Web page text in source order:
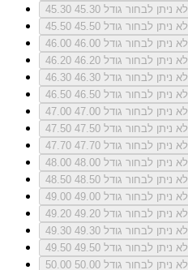
45.30
לא ניתן לבחור גודל 45.30
45.50
לא ניתן לבחור גודל 45.50
46.00
לא ניתן לבחור גודל 46.00
46.20
לא ניתן לבחור גודל 46.20
46.30
לא ניתן לבחור גודל 46.30
46.50
לא ניתן לבחור גודל 46.50
47.00
לא ניתן לבחור גודל 47.00
47.50
לא ניתן לבחור גודל 47.50
47.70
לא ניתן לבחור גודל 47.70
48.00
לא ניתן לבחור גודל 48.00
48.50
לא ניתן לבחור גודל 48.50
49.00
לא ניתן לבחור גודל 49.00
49.20
לא ניתן לבחור גודל 49.20
49.30
לא ניתן לבחור גודל 49.30
49.50
לא ניתן לבחור גודל 49.50
50.00
לא ניתן לבחור גודל 50.00